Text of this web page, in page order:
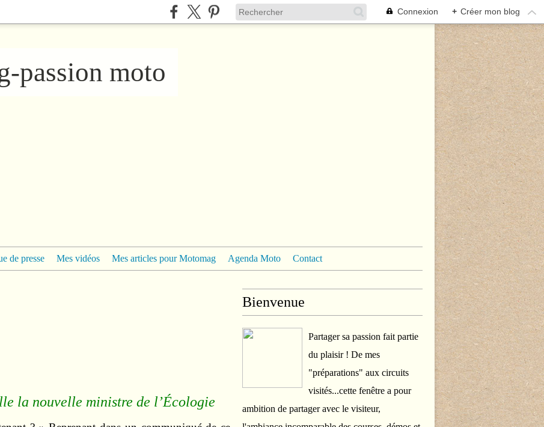
Connexion + Créer mon blog
passion moto
de presse Mes vidéos Mes articles pour Motomag Agenda Moto Contact
la nouvelle ministre de l’Écologie
Bienvenue
Partager sa passion fait partie
du plaisir ! De mes
"préparations" aux circuits
visités...cette fenêtre a pour
ambition de partager avec le visiteur,